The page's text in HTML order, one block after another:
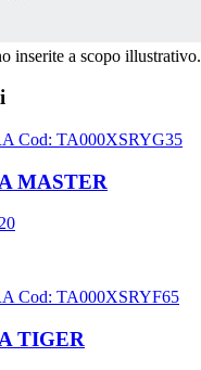
inserite a scopo illustrativo.
Cod: TA000XSRYG35
MASTER
Cod: TA000XSRYF65
TIGER